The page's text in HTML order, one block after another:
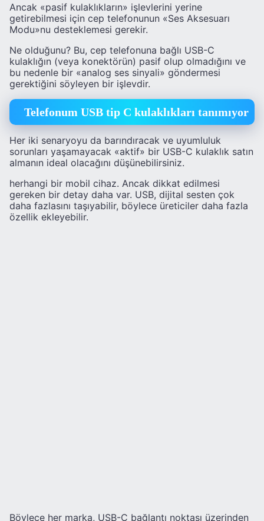
Ancak «pasif kulaklıkların» işlevlerini yerine
getirebilmesi için cep telefonunun «Ses Aksesuarı
Modu»nu desteklemesi gerekir.
Ne olduğunu? Bu, cep telefonuna bağlı USB-C
kulaklığın (veya konektörün) pasif olup olmadığını ve
bu nedenle bir «analog ses sinyali» göndermesi
gerektiğini söyleyen bir işlevdir.
Telefonum USB tip C kulaklıkları tanımıyor
Her iki senaryoyu da barındıracak ve uyumluluk
sorunları yaşamayacak «aktif» bir USB-C kulaklık satın
almanın ideal olacağını düşünebilirsiniz.
herhangi bir mobil cihaz. Ancak dikkat edilmesi
gereken bir detay daha var. USB, dijital sesten çok
daha fazlasını taşıyabilir, böylece üreticiler daha fazla
özellik ekleyebilir.
Böylece her marka, USB-C bağlantı noktası üzerinden